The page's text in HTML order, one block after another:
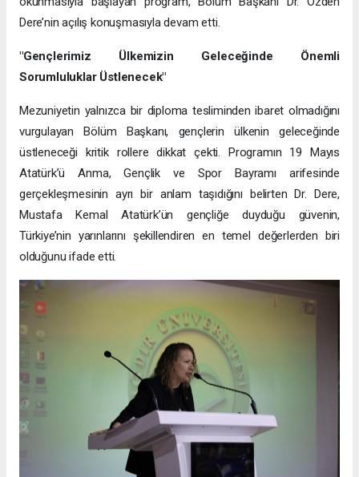
Dere’nin açılış konuşmasıyla devam etti.
"Gençlerimiz Ülkemizin Geleceğinde Önemli
Sorumluluklar Üstlenecek"
Mezuniyetin yalnızca bir diploma tesliminden ibaret olmadığını
vurgulayan Bölüm Başkanı, gençlerin ülkenin geleceğinde
üstleneceği kritik rollere dikkat çekti. Programın 19 Mayıs
Atatürk’ü Anma, Gençlik ve Spor Bayramı arifesinde
gerçekleşmesinin ayrı bir anlam taşıdığını belirten Dr. Dere,
Mustafa Kemal Atatürk’ün gençliğe duyduğu güvenin,
Türkiye’nin yarınlarını şekillendiren en temel değerlerden biri
olduğunu ifade etti.